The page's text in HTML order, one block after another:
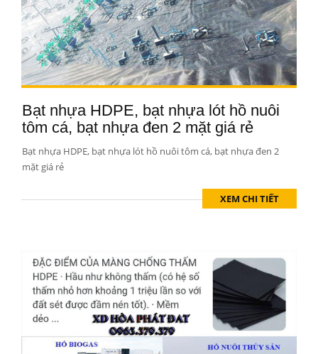
Bạt nhựa HDPE, bạt nhựa lót hồ nuôi
tôm cá, bạt nhựa đen 2 mặt giá rẻ
Bạt nhựa HDPE, bạt nhựa lót hồ nuôi tôm cá, bạt nhựa đen 2
mặt giá rẻ
XEM CHI TIẾT